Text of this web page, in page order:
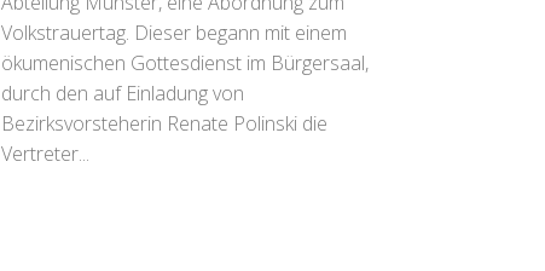
Volkstrauertag. Dieser begann mit einem
ökumenischen Gottesdienst im Bürgersaal,
durch den auf Einladung von
Bezirksvorsteherin Renate Polinski die
Vertreter...